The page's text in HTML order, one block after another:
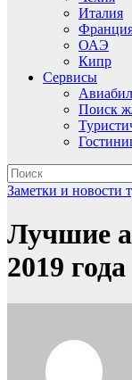
Италия
ОАЭ
Кипр
Сервисы
Поиск
Заметки и новости
Лучшие
2019 года